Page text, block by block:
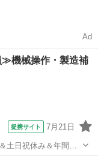
Ad
機械操作・製造補
提携サイト 7月21日
土日祝休み＆年間休